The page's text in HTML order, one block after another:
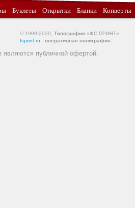
Буклеты Открытки Бланки Конверты
© 1999-2020, Типография «ФС ПРИНТ»
fsprint.ru - оперативная полиграфия
являются публичной офертой.